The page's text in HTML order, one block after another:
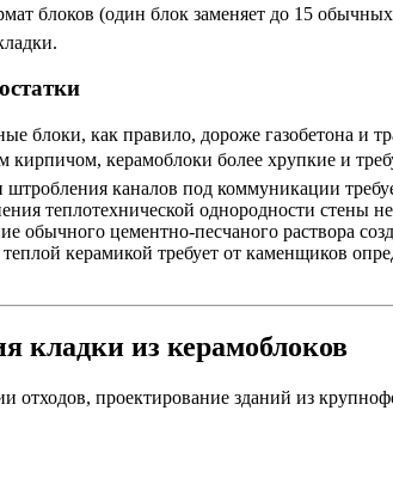
блоков (один блок заменяет до 15
блоки, как правило, дороже газобетона и
керамоблоки более хрупкие и
штробления каналов под коммуникации
теплотехнической однородности стены
обычного цементно-песчаного раствора
теплой керамикой требует от каменщиков
кладки из керамоблоков
проектирование зданий из